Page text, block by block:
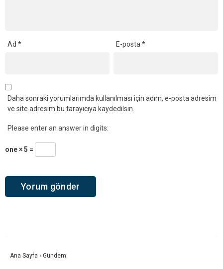
Ad * E-posta*
Daha sonraki yorumlarımda kullanılması için adım, e-posta adresim
ve site adresim bu tarayıcıya kaydedilsin.
Please enter an answer in digits:
one × 5 =
Ana Sayfa › Gündem